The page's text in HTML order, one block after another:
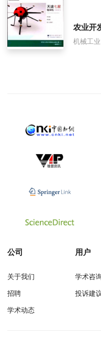
农业开
机械工
公司
关于我们
招聘
学术动态
用户
学术咨
投诉建